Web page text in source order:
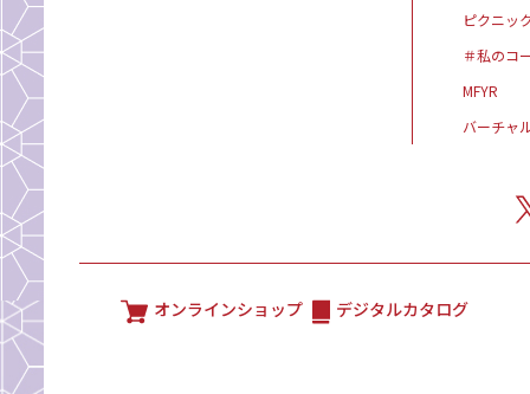
ピクニッ
＃私のコ
MFYR
バーチャ
オンラインショップ デジタルカタログ